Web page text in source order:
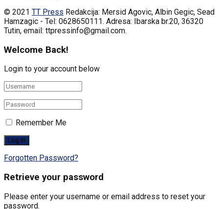
© 2021 TT Press Redakcija: Mersid Agovic, Albin Gegic, Sead
Hamzagic - Tel: 0628650111. Adresa: Ibarska br.20, 36320
Tutin, email: ttpressinfo@gmail.com.
Welcome Back!
Login to your account below
Remember Me
Forgotten Password?
Retrieve your password
Please enter your username or email address to reset your
password.